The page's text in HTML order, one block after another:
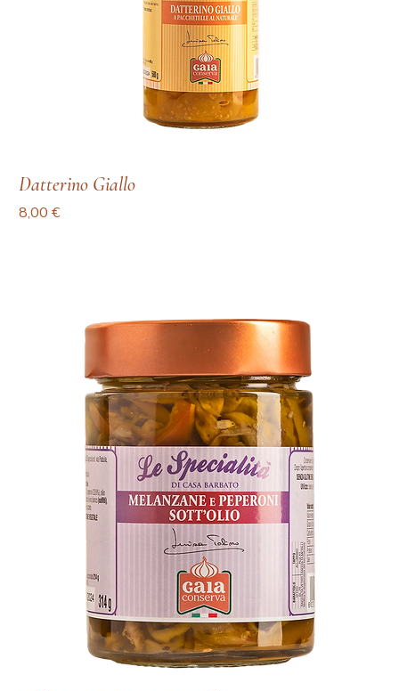
Datterino Giallo
Prezzo
8,00 €